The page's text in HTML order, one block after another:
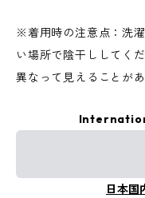
※着用時の注意点：洗
い場所で陰干ししてく
異なって見えることが
日本国